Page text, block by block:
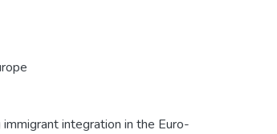
integration in the Euro-